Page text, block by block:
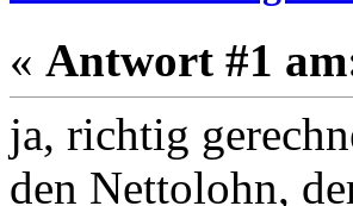
« Antwort #1
ja, richtig
den Nettolohn,